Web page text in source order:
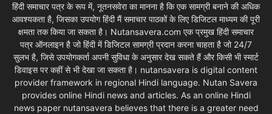
हिंदी समाचार पत्र के रूप में, नूतनसवेरा का मानना है कि एक सामग्री बनाने की अधिक
आवश्यकता है, जिसका उपयोग हिंदी मैं समाचार पाठकों के लिए डिजिटल माध्यम की पूरी
क्षमता तक किया जा सकता है। Nutansavera.com एक प्रमुख हिंदी समाचार
पत्र ऑनलाइन है जो हिंदी में डिजिटल सामग्री प्रदान करना चाहता है जो 24/7
सुलभ है, जिसे उपयोगकर्ता अपनी सुविधा के अनुसार देख सकते हैं और किसी भी स्मार्ट
डिवाइस पर कहीं से भी देखा जा सकता है। nutansavera is digital content
provider framework in regional Hindi language. Nutan Savera
provides online Hindi news and articles. As an online Hindi
news paper nutansavera believes that there is a greater need